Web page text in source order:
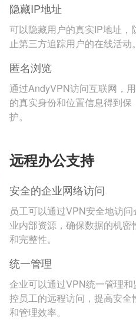
隐藏IP地址
可以隐藏用户的真实IP地址，
止第三方追踪用户的在线活动。
匿名浏览
通过AndyVPN访问互联网，
的真实身份和位置信息得到保
护。
远程办公支持
安全的企业网络访问
员工可以通过VPN安全地访问
业内部资源，确保数据的机密
和完整性。
统一管理
企业可以通过VPN统一管理和
控员工的远程访问，提高安全
和管理效率。